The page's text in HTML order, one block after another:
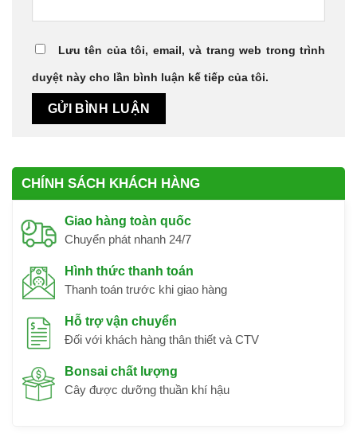
Lưu tên của tôi, email, và trang web trong trình
duyệt này cho lần bình luận kế tiếp của tôi.
CHÍNH SÁCH KHÁCH HÀNG
Giao hàng toàn quốc
Chuyển phát nhanh 24/7
Hình thức thanh toán
Thanh toán trước khi giao hàng
Hỗ trợ vận chuyển
Đối với khách hàng thân thiết và CTV
Bonsai chất lượng
Cây được dưỡng thuần khí hậu